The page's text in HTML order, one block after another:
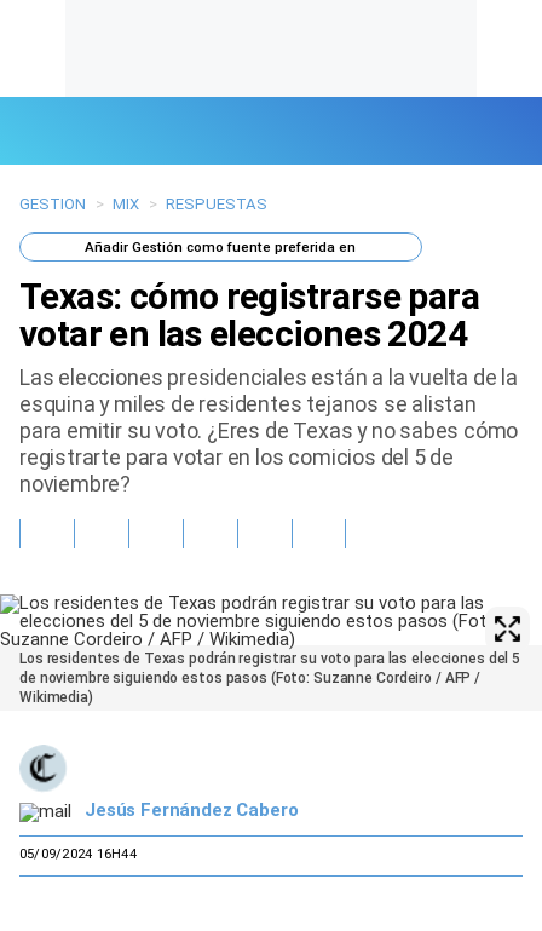
Últimas Noticias
Mi Bolsillo
Respuestas
Gente
Vida Laboral
Tendencias Mix
GESTION > MIX > RESPUESTAS
AñadirGestión como fuente preferida en
Texas: cómo registrarse para
votar en las elecciones 2024
Las elecciones presidenciales están a la vuelta de la
esquina y miles de residentes tejanos se alistan
para emitir su voto. ¿Eres de Texas y no sabes cómo
registrarte para votar en los comicios del 5 de
noviembre?
Los residentes de Texas podrán registrar su voto para las elecciones del 5
de noviembre siguiendo estos pasos (Foto: Suzanne Cordeiro / AFP /
Wikimedia)
Jesús Fernández Cabero
05/09/2024 16H44